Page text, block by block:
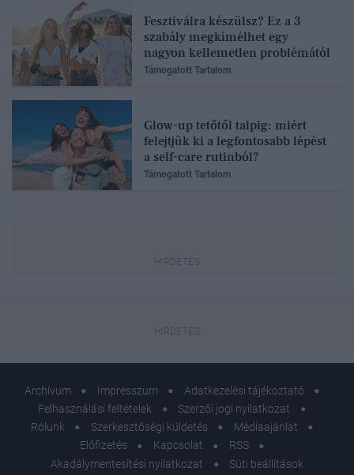
Fesztiválra készülsz? Ez a 3
szabály megkímélhet egy
nagyon kellemetlen problémától
Támogatott Tartalom
Glow-up tetőtől talpig: miért
felejtjük ki a legfontosabb lépést
a self-care rutinból?
Támogatott Tartalom
Archívum Impresszum
Adatkezelési tájékoztató
Felhasználási feltételek
Szerzői jogi nyilatkozat
Rólunk
Szerkesztőségi küldetés
Médiaajánlat
Előfizetés
Kapcsolat
RSS
Akadálymentesítési nyilatkozat
Süti beállítások